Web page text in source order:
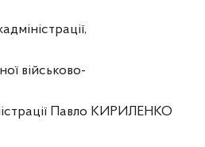
військово-
Павло КИРИЛЕНКО